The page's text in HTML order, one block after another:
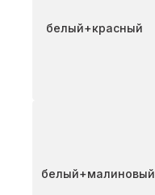
Цвет
белый+красный
Цвет
белый+малиновый